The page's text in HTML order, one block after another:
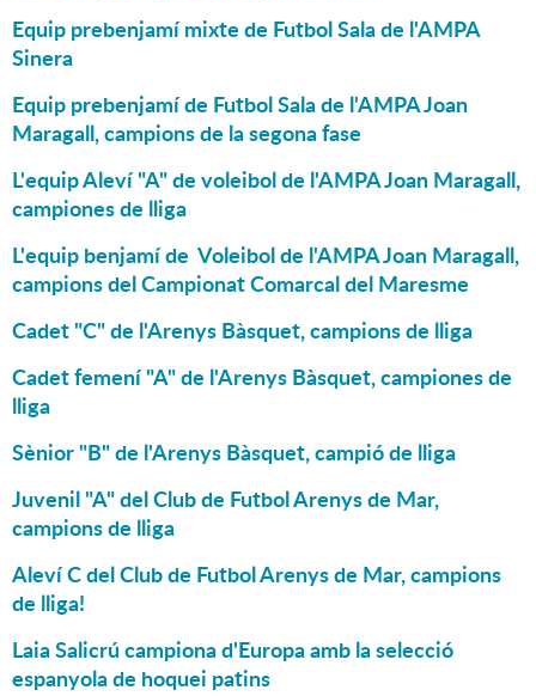
Equip prebenjamí mixte de Futbol Sala de l'AMPA
Sinera
Equip prebenjamí de Futbol Sala de l'AMPA Joan
Maragall, campions de la segona fase
L'equip Aleví "A" de voleibol de l'AMPA Joan Maragall,
campiones de lliga
L'equip benjamí de Voleibol de l'AMPA Joan Maragall,
campions del Campionat Comarcal del Maresme
Cadet "C" de l'Arenys Bàsquet, campions de lliga
Cadet femení "A" de l'Arenys Bàsquet, campiones de
lliga
Sènior "B" de l'Arenys Bàsquet, campió de lliga
Juvenil "A" del Club de Futbol Arenys de Mar,
campions de lliga
Aleví C del Club de Futbol Arenys de Mar, campions
de lliga!
Laia Salicrú campiona d'Europa amb la selecció
espanyola de hoquei patins